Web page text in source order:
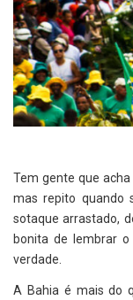
Tem gente que
mas repito quando
sotaque arrastado,
bonita de lembrar
verdade.
A Bahia é mais do